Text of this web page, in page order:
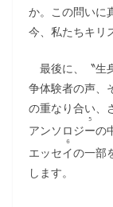
か。この問いに
今、私たちキリ
最後に、〝生
争体験者の声、
の重なり合い、
アンソロジー
5
の
エッセイ
６
の一部
します。